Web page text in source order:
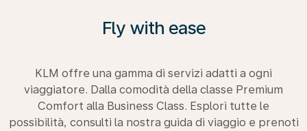
Fly with ease
KLM offre una gamma di servizi adatti a ogni
viaggiatore. Dalla comodità della classe Premium
Comfort alla Business Class. Esplori tutte le
possibilità, consulti la nostra guida di viaggio e prenoti